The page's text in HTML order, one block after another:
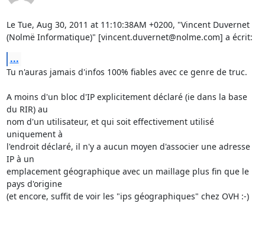
Le Tue, Aug 30, 2011 at 11:10:38AM +0200, "Vincent Duvernet
(Nolmë Informatique)" [vincent.duvernet@nolme.com] a écrit:
...
Tu n'auras jamais d'infos 100% fiables avec ce genre de truc.
A moins d'un bloc d'IP explicitement déclaré (ie dans la base
du RIR) au
nom d'un utilisateur, et qui soit effectivement utilisé
uniquement à
l'endroit déclaré, il n'y a aucun moyen d'associer une adresse
IP à un
emplacement géographique avec un maillage plus fin que le
pays d'origine
(et encore, suffit de voir les "ips géographiques" chez OVH :-)